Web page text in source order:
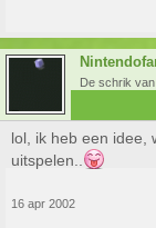
De schrik
lol, ik heb een idee,
uitspelen..
16 apr 2002